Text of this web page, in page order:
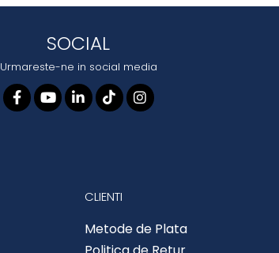
SOCIAL
Urmareste-ne in social media
CLIENTI
Metode de Plata